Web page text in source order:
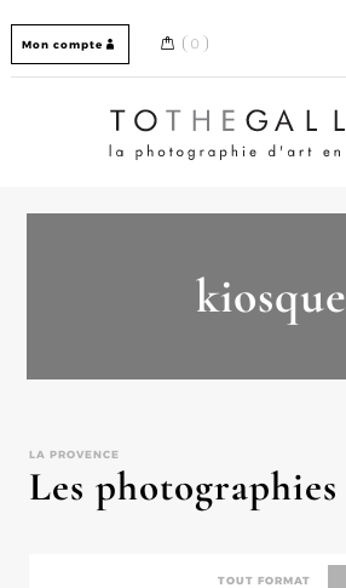
Mon compte 0
Home / Accueil
kiosque
LA PROVENCE
Les photographies
TOUT FORMAT